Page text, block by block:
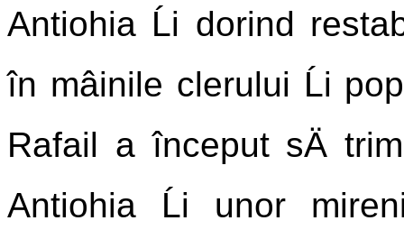
Antiohia Ĺi dorind
în mâinile clerului Ĺi
Rafail a început sÄ
Antiohia Ĺi unor